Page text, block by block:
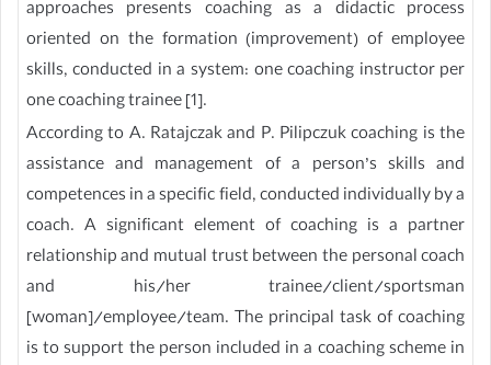
approaches presents coaching as a didactic process
oriented on the formation (improvement) of employee
skills, conducted in a system: one coaching instructor per
one coaching trainee [1].
According to A. Ratajczak and P. Pilipczuk coaching is the
assistance and management of a person’s skills and
competences in a specific field, conducted individually by a
coach. A significant element of coaching is a partner
relationship and mutual trust between the personal coach
and his/her trainee/client/sportsman
[woman]/employee/team. The principal task of coaching
is to support the person included in a coaching scheme in